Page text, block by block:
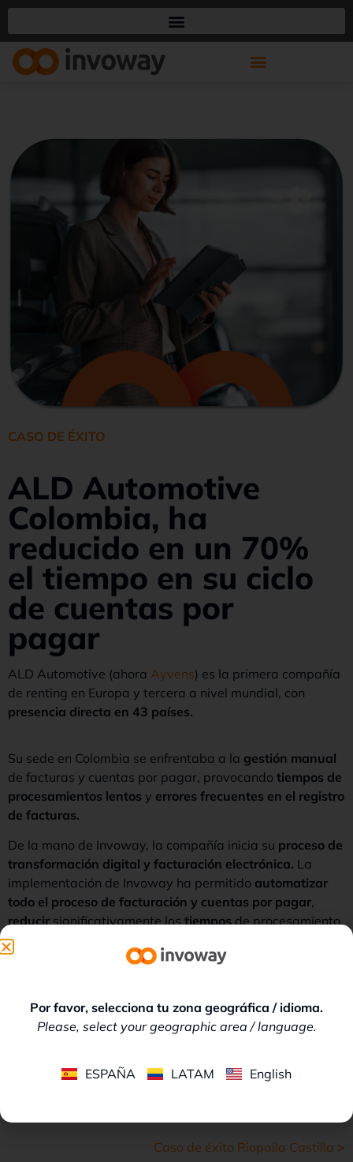
CASO DE ÉXITO
ALD Automotive
Colombia, ha
reducido en un 70%
el tiempo en su ciclo
de cuentas por
pagar
ALD Automotive (ahora Ayvens) es la primera compañía
de renting en Europa y tercera a nivel mundial, con
presencia directa en 43 países.
Su sede en Colombia se enfrentaba a la gestión manual
de facturas y cuentas por pagar, provocando tiempos de
procesamientos lentos y errores frecuentes en el registro
de facturas.
De la mano de Invoway, la compañía inicia su proceso de
transformación digital y facturación electrónica. La
implementación de Invoway ha permitido automatizar
todo el proceso de facturación y cuentas por pagar,
reducirsignificativamente lostiemposde procesamiento,
minimizar
cuentas por pagar y contar con unsistema de gestión de
Caso de éxito Riopaila Castilla >
Por favor, selecciona tu zona geográfica / idioma.
Please, select your geographic area / language.
ESPAÑA LATAM English